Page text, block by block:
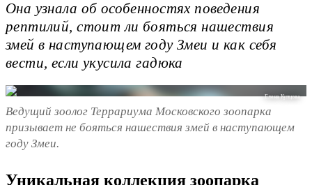
Она узнала об особенностях поведения
рептилий, стоит ли бояться нашествия
змей в наступающем году Змеи и как себя
вести, если укусила гадюка
Елена Купцова
Ведущий зоолог Террариума Московского зоопарка
призывает не бояться нашествия змей в наступающем
году Змеи.
Уникальная коллекция зоопарка